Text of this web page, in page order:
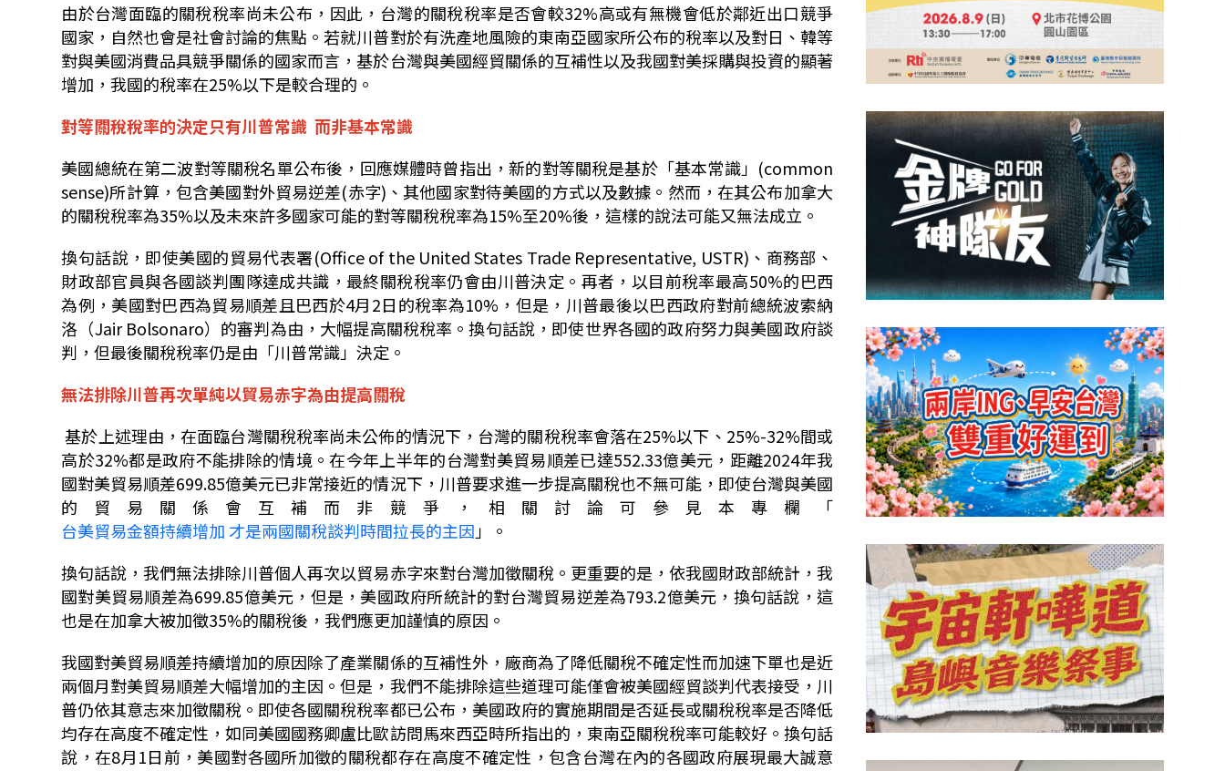
由於台灣面臨的關稅稅率尚未公布，因此，台灣的關稅稅率是否會較32%高或有無機會低於鄰近出口競爭
國家，自然也會是社會討論的焦點。若就川普對於有洗產地風險的東南亞國家所公布的稅率以及對日、韓等
對與美國消費品具競爭關係的國家而言，基於台灣與美國經貿關係的互補性以及我國對美採購與投資的顯著
增加，我國的稅率在25%以下是較合理的。
對等關稅稅率的決定只有川普常識 而非基本常識
美國總統在第二波對等關稅名單公布後，回應媒體時曾指出，新的對等關稅是基於「基本常識」 (common
sense)所計算，包含美國對外貿易逆差(赤字) 、其他國家對待美國的方式以及數據。然而，在其公布加拿大
的關稅稅率為35%以及未來許多國家可能的對等關稅稅率為15%至20%後，這樣的說法可能又無法成立。
換句話說，即使美國的貿易代表署(Office of the United States Trade Representative, USTR) 、商務部、
財政部官員與各國談判團隊達成共識，最終關稅稅率仍會由川普決定。再者，以目前稅率最高50%的巴西
為例，美國對巴西為貿易順差且巴西於4月2日的稅率為10% ，但是，川普最後以巴西政府對前總統波索納
洛（Jair Bolsonaro）的審判為由，大幅提高關稅稅率。換句話說，即使世界各國的政府努力與美國政府談
判，但最後關稅稅率仍是由 「川普常識」決定。
無法排除川普再次單純以貿易赤字為由提高關稅
基於上述理由，在面臨台灣關稅稅率尚未公佈的情況下，台灣的關稅稅率會落在25%以下、 25%-32%間或
高於32%都是政府不能排除的情境。在今年上半年的台灣對美貿易順差已達552.33億美元，距離2024年我
國對美貿易順差699.85億美元已非常接近的情況下，川普要求進一步提高關稅也不無可能，即使台灣與美國
的貿易關係會互補而非競爭，相關討論可參見本專欄
「
台美貿易金額持續增加 才是兩國關稅談判時間拉長的主因」
。
換句話說，我們無法排除川普個人再次以貿易赤字來對台灣加徵關稅。更重要的是，依我國財政部統計，我
國對美貿易順差為699.85億美元，但是，美國政府所統計的對台灣貿易逆差為793.2億美元，換句話說，這
也是在加拿大被加徵35%的關稅後，我們應更加謹慎的原因。
我國對美貿易順差持續增加的原因除了產業關係的互補性外，廠商為了降低關稅不確定性而加速下單也是近
兩個月對美貿易順差大幅增加的主因。但是，我們不能排除這些道理可能僅會被美國經貿談判代表接受，川
普仍依其意志來加徵關稅。即使各國關稅稅率都已公布，美國政府的實施期間是否延長或關稅稅率是否降低
均存在高度不確定性，如同美國國務卿盧比歐訪問馬來西亞時所指出的，東南亞關稅稅率可能較好。換句話
說，在8月1日前，美國對各國所加徵的關稅都存在高度不確定性，包含台灣在內的各國政府展現最大誠意